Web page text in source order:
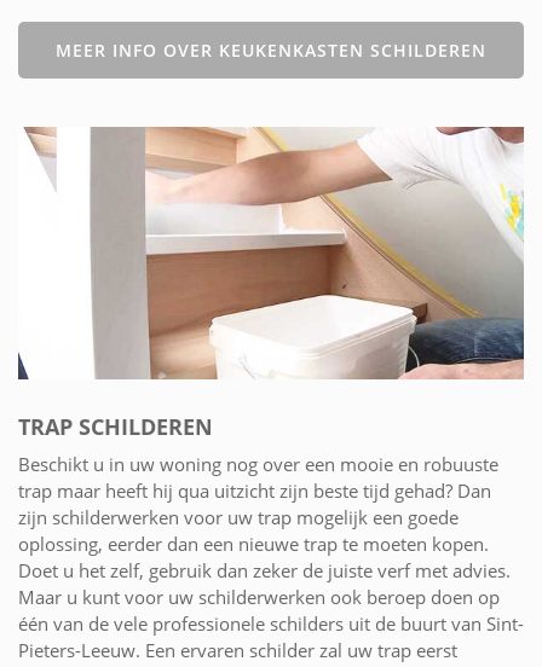
MEER INFO OVER KEUKENKASTEN SCHILDEREN
TRAP SCHILDEREN
Beschikt u in uw woning nog over een mooie en robuuste
trap maar heeft hij qua uitzicht zijn beste tijd gehad? Dan
zijn schilderwerken voor uw trap mogelijk een goede
oplossing, eerder dan een nieuwe trap te moeten kopen.
Doet u het zelf, gebruik dan zeker de juiste verf met advies.
Maar u kunt voor uw schilderwerken ook beroep doen op
één van de vele professionele schilders uit de buurt van Sint-
Pieters-Leeuw. Een ervaren schilder zal uw trap eerst